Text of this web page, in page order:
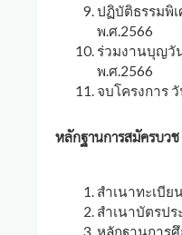
ปฏิบัติธรรมพิ
พ.ศ.2566
ร่วมงานบุญวั
พ.ศ.2566
จบโครงการ
หลักฐานการสมัครบวช
สำเนาทะเบีย
สำเนาบัตรป